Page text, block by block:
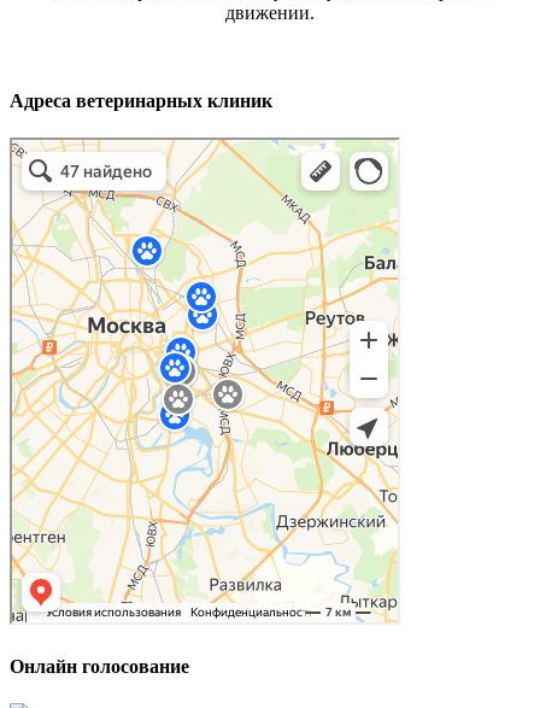
движении.
Адреса ветеринарных клиник
Онлайн голосование